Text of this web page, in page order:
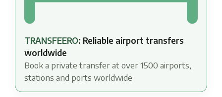
TRANSFEERO: Reliable airport transfers
worldwide
Book a private transfer at over 1500 airports,
stations and ports worldwide